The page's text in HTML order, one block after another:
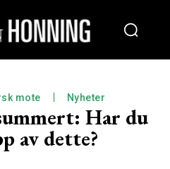
mote Nyheter
Har du
av dette?